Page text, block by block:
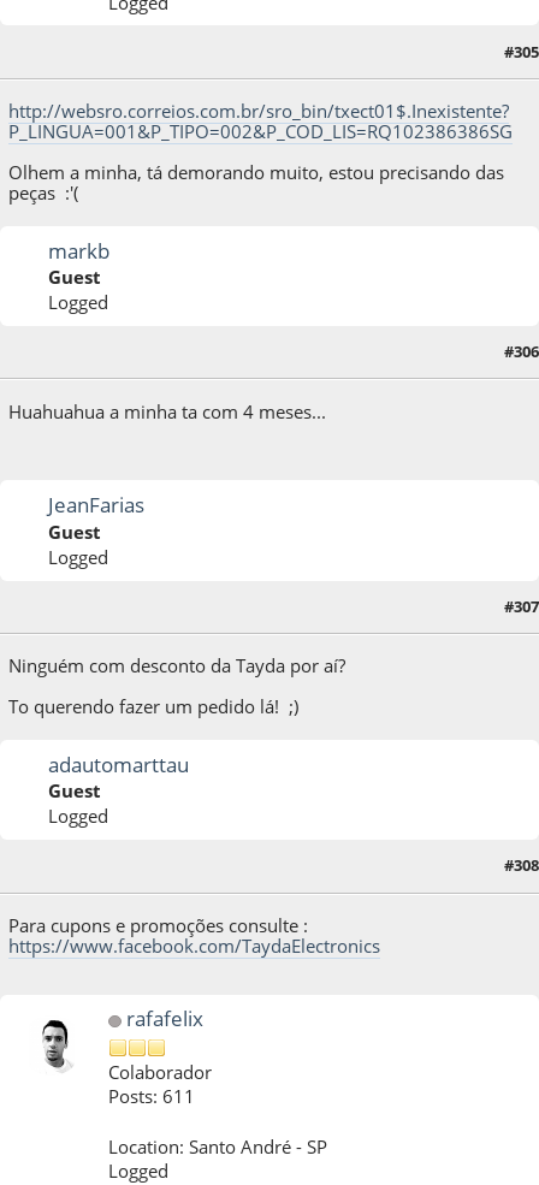
#305
http://websro.correios.com.br/sro_bin/txect01$.Inexistente?
P_LINGUA=001&P_TIPO=002&P_COD_LIS=RQ102386386SG
Olhem a minha, tá demorando muito, estou precisando das
peças :'(
markb
Guest
Logged
#306
Huahuahua a minha ta com 4 meses...
JeanFarias
Guest
Logged
#307
Ninguém com desconto da Tayda por aí?
To querendo fazer um pedido lá! ;)
adautomarttau
Guest
Logged
#308
Para cupons e promoções consulte :
https://www.facebook.com/TaydaElectronics
rafafelix
Colaborador
Posts: 611
Location: Santo André - SP
Logged